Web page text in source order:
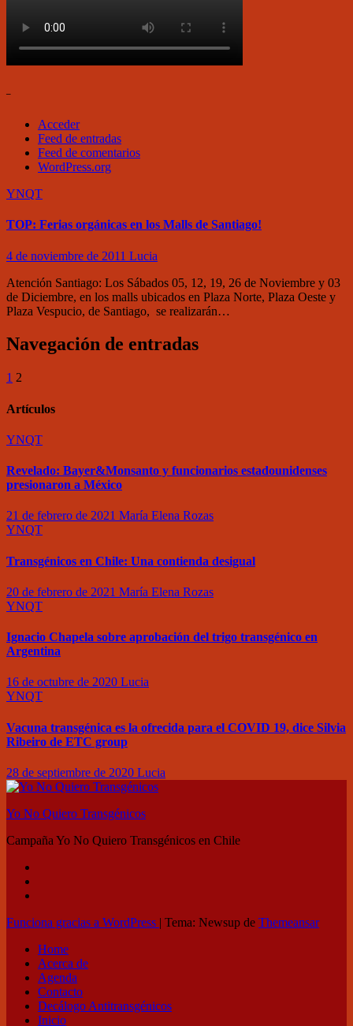
–
Acceder
Feed de entradas
Feed de comentarios
WordPress.org
YNQT
TOP: Ferias orgánicas en los Malls de Santiago!
4 de noviembre de 2011 Lucia
Atención Santiago: Los Sábados 05, 12, 19, 26 de Noviembre y 03
de Diciembre, en los malls ubicados en Plaza Norte, Plaza Oeste y
Plaza Vespucio, de Santiago, se realizarán…
Navegación de entradas
1 2
Artículos
YNQT
Revelado: Bayer&Monsanto y funcionarios estadounidenses
presionaron a México
21 de febrero de 2021 María Elena Rozas
YNQT
Transgénicos en Chile: Una contienda desigual
20 de febrero de 2021 María Elena Rozas
YNQT
Ignacio Chapela sobre aprobación del trigo transgénico en
Argentina
16 de octubre de 2020 Lucia
YNQT
Vacuna transgénica es la ofrecida para el COVID 19, dice Silvia
Ribeiro de ETC group
28 de septiembre de 2020 Lucia
Yo No Quiero Transgénicos
Campaña Yo No Quiero Transgénicos en Chile
Funciona gracias a WordPress | Tema: Newsup de Themeansar
Home
Acerca de
Agenda
Contacto
Decálogo Antitransgénicos
Inicio